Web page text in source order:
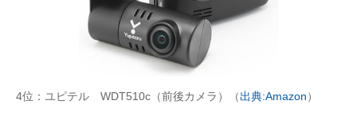
4位：ユピテル WDT510c（前後カメラ）（出典:Amazon）